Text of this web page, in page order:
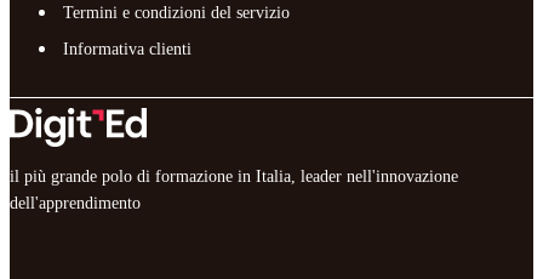
Termini e condizioni del servizio
Informativa clienti
il più grande polo di formazione in Italia, leader nell'innovazione
dell'apprendimento